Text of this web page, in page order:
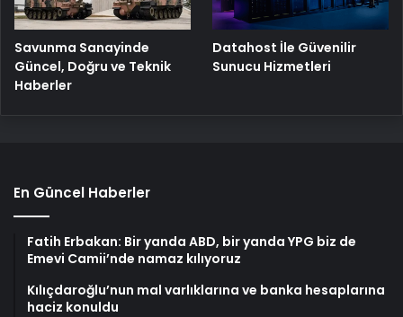
Savunma Sanayinde
Güncel, Doğru ve Teknik
Haberler
Datahost İle Güvenilir
Sunucu Hizmetleri
En Güncel Haberler
Fatih Erbakan: Bir yanda ABD, bir yanda YPG biz de
Emevi Camii’nde namaz kılıyoruz
Kılıçdaroğlu’nun mal varlıklarına ve banka hesaplarına
haciz konuldu